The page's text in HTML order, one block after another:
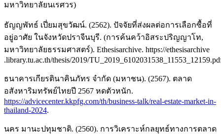
มหาวิทยาลัยนเรศวร)
ธัญญพัทธ์ เปี่ยมสุขวัฒน์. (2562). ปัจจัยที่ส่งผลต่อการเลือกซื้อที่
อยู่อาศัย ในจังหวัดปราจีนบุรี. (การค้นคว้าอิสระปริญญาโท,
มหาวิทยาลัยธรรมศาสตร์). Ethesisarchive. https://ethesisarchive
.library.tu.ac.th/thesis/2019/
ธนาคารเกียรตินาคินภัทร จำกัด (มหาชน). (2567). ตลาด
อสังหาริมทรัพย์ไทยปี 2567 หดตัวหนัก.
https://advicecenter.kkpfg.com/th/business-talk/real-estate-market-in-
thailand-2024.
นคร มานะปทุมชาติ. (2560). การวิเคราะห์กลยุทธ์ทางการตลาด